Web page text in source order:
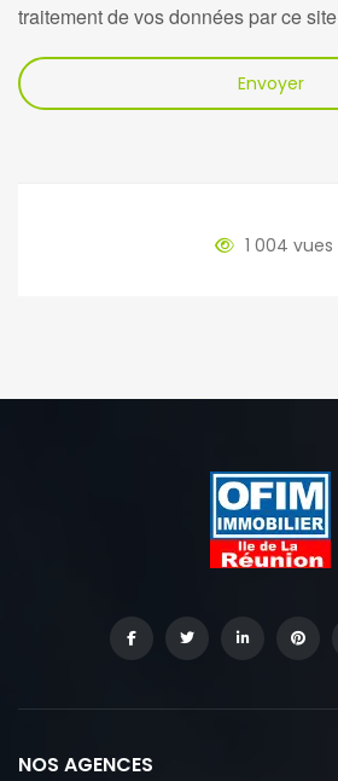
traitement de vos données par ce site
Envoyer
1 004 vues
NOS AGENCES